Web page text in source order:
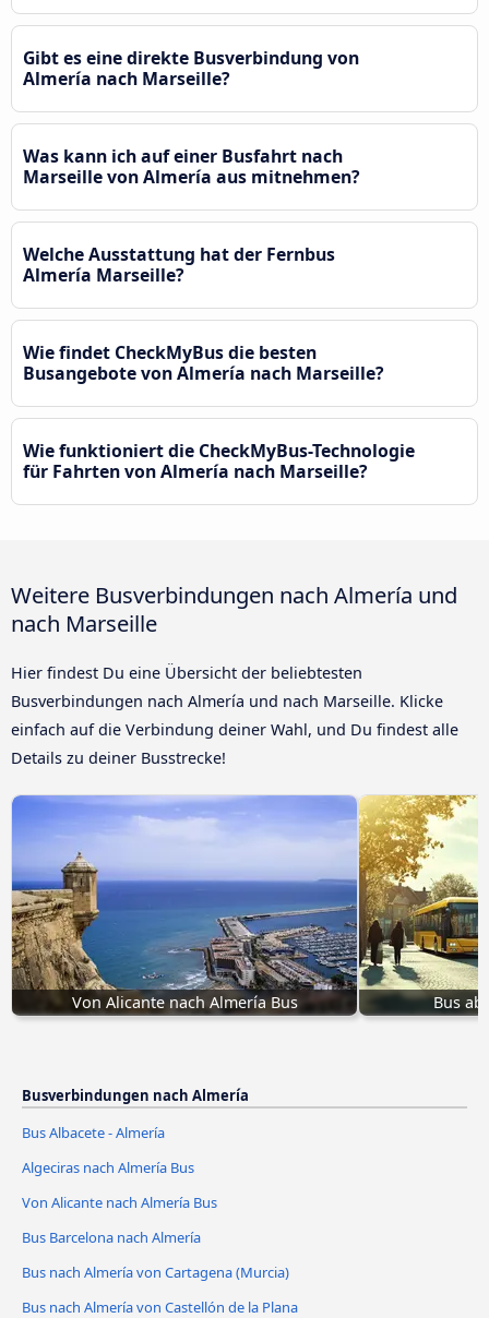
Gibt es eine direkte Busverbindung von
Almería nach Marseille?
Was kann ich auf einer Busfahrt nach
Marseille von Almería aus mitnehmen?
Welche Ausstattung hat der Fernbus
Almería Marseille?
Wie findet CheckMyBus die besten
Busangebote von Almería nach Marseille?
Wie funktioniert die CheckMyBus-Technologie
für Fahrten von Almería nach Marseille?
Weitere Busverbindungen nach Almería und
nach Marseille
Hier findest Du eine Übersicht der beliebtesten
Busverbindungen nach Almería und nach Marseille. Klicke
einfach auf die Verbindung deiner Wahl, und Du findest alle
Details zu deiner Busstrecke!
Von Alicante nach Almería Bus Bus ab
Busverbindungen nach Almería
Bus Albacete - Almería
Algeciras nach Almería Bus
Von Alicante nach Almería Bus
Bus Barcelona nach Almería
Bus nach Almería von Cartagena (Murcia)
Bus nach Almería von Castellón de la Plana